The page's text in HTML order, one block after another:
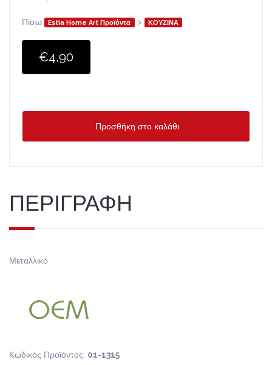
Πίσω Estia Home Art Προϊόντα > ΚΟΥΖΙΝΑ
€4,90
Προσθήκη στο καλάθι
ΠΕΡΙΓΡΑΦΗ
Μεταλλικό
Κωδικός Προϊόντος: 01-1315